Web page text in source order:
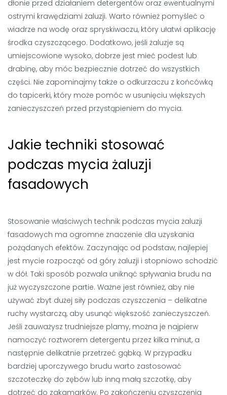
dłonie przed działaniem detergentów oraz ewentualnymi
ostrymi krawędziami żaluzji. Warto również pomyśleć o
wiadrze na wodę oraz spryskiwaczu, który ułatwi aplikację
środka czyszczącego. Dodatkowo, jeśli żaluzje są
umiejscowione wysoko, dobrze jest mieć podest lub
drabinę, aby móc bezpiecznie dotrzeć do wszystkich
części. Nie zapominajmy także o odkurzaczu z końcówką
do tapicerki, który może pomóc w usunięciu większych
zanieczyszczeń przed przystąpieniem do mycia.
Jakie techniki stosować
podczas mycia żaluzji
fasadowych
Stosowanie właściwych technik podczas mycia żaluzji
fasadowych ma ogromne znaczenie dla uzyskania
pożądanych efektów. Zaczynając od podstaw, najlepiej
jest mycie rozpocząć od góry żaluzji i stopniowo schodzić
w dół. Taki sposób pozwala uniknąć spływania brudu na
już wyczyszczone partie. Ważne jest również, aby nie
używać zbyt dużej siły podczas czyszczenia – delikatne
ruchy wystarczą, aby usunąć większość zanieczyszczeń.
Jeśli zauważysz trudniejsze plamy, można je najpierw
namoczyć roztworem detergentu przez kilka minut, a
następnie delikatnie przetrzeć gąbką. W przypadku
bardziej uporczywego brudu warto zastosować
szczoteczkę do zębów lub inną małą szczotkę, aby
dotrzeć do zakamarków. Po zakończeniu czyszczenia